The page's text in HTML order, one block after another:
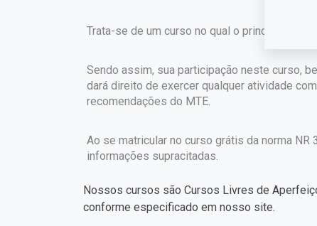
Trata-se de um curso no qual o principal
Sendo assim, sua participação neste curso,
dará direito de exercer qualquer atividade
recomendações do MTE.
Ao se matricular no curso grátis da norma
informações supracitadas.
Nossos cursos são Cursos Livres de
conforme especificado em nosso site.